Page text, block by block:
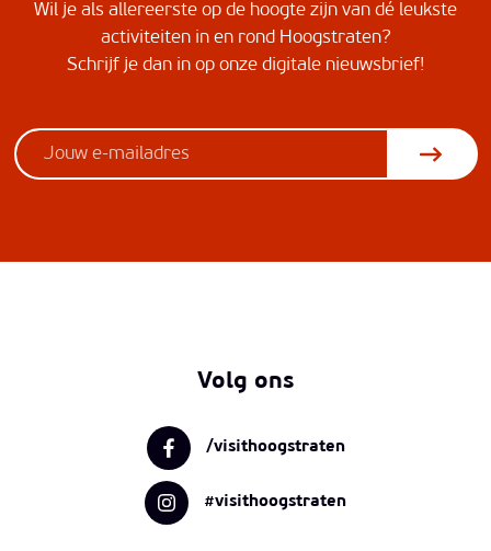
Wil je als allereerste op de hoogte zijn van dé leukste
activiteiten in en rond Hoogstraten?
Schrijf je dan in op onze digitale nieuwsbrief!
Volg ons
/visithoogstraten
#visithoogstraten